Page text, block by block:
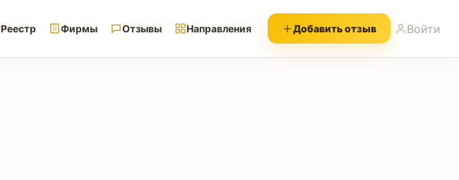
Реестр Фирмы Отзывы Направления Добавить отзыв Войти